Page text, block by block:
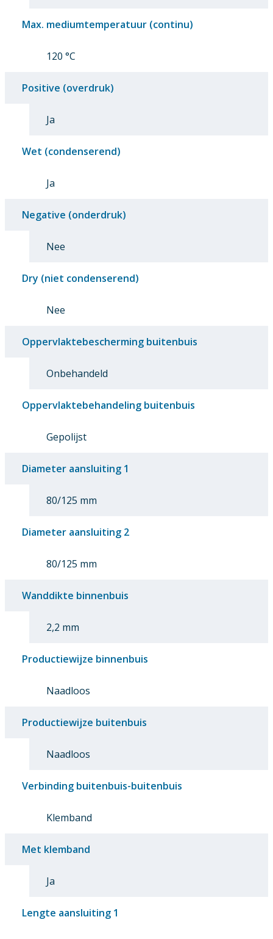
Max. mediumtemperatuur (continu)
120 °C
Positive (overdruk)
Ja
Wet (condenserend)
Ja
Negative (onderdruk)
Nee
Dry (niet condenserend)
Nee
Oppervlaktebescherming buitenbuis
Onbehandeld
Oppervlaktebehandeling buitenbuis
Gepolijst
Diameter aansluiting 1
80/125 mm
Diameter aansluiting 2
80/125 mm
Wanddikte binnenbuis
2,2 mm
Productiewijze binnenbuis
Naadloos
Productiewijze buitenbuis
Naadloos
Verbinding buitenbuis-buitenbuis
Klemband
Met klemband
Ja
Lengte aansluiting 1